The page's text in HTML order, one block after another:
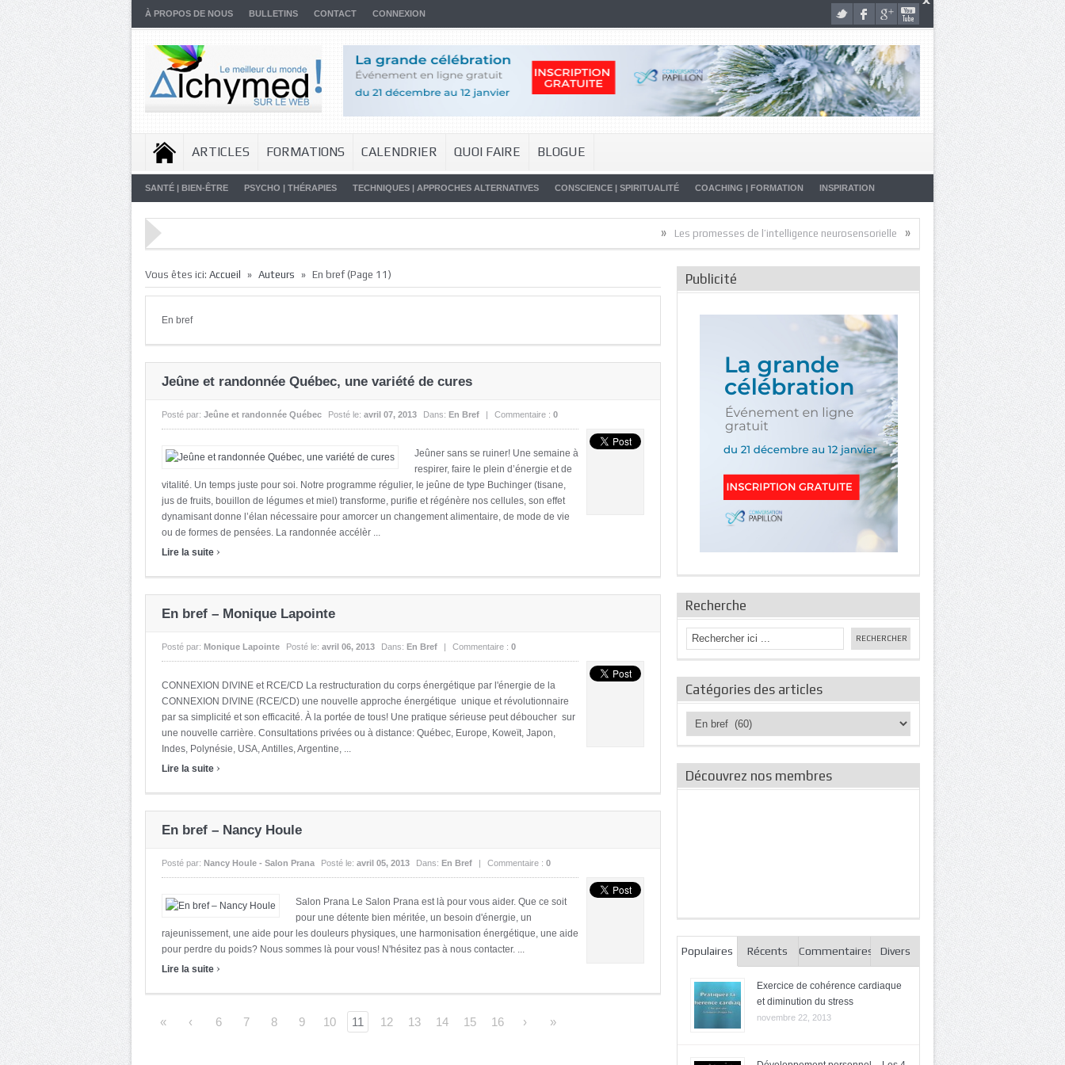
À PROPOS DE NOUS BULLETINS CONTACT CONNEXION
ARTICLES FORMATIONS CALENDRIER QUOI FAIRE BLOGUE
SANTÉ | BIEN-ÊTRE PSYCHO | THÉRAPIES TECHNIQUES | APPROCHES ALTERNATIVES CONSCIENCE | SPIRITUALITÉ COACHING | FORMATION INSPIRATION
Les promesses de l’intelligence neurosensorielle » Artistes de la Vie Malade…
Vous êtes ici: Accueil » Auteurs » En bref(Page 11)
En bref
Jeûne et randonnée Québec, une variété de cures
Posté par: Jeûne et randonnée Québec Posté le: avril 07, 2013 Dans: En Bref | Commentaire : 0
Jeûner sans se ruiner! Une semaine à
respirer, faire le plein d’énergie et de
vitalité. Un temps juste pour soi. Notre programme régulier, le jeûne de type Buchinger (tisane,
jus de fruits, bouillon de légumes et miel) transforme, purifie et régénère nos cellules, son effet
dynamisant donne l’élan nécessaire pour amorcer un changement alimentaire, de mode de vie
ou de formes de pensées. La randonnée accélèr ...
Lire la suite ›
En bref – Monique Lapointe
Posté par: Monique Lapointe Posté le: avril 06, 2013 Dans: En Bref | Commentaire : 0
CONNEXION DIVINE et RCE/CD La restructuration du corps énergétique par l'énergie de la
CONNEXION DIVINE (RCE/CD) une nouvelle approche énergétique unique et révolutionnaire
par sa simplicité et son efficacité. À la portée de tous! Une pratique sérieuse peut déboucher sur
une nouvelle carrière. Consultations privées ou à distance: Québec, Europe, Koweït, Japon,
Indes, Polynésie, USA, Antilles, Argentine, ...
Lire la suite ›
En bref – Nancy Houle
Posté par: Nancy Houle - Salon Prana Posté le: avril 05, 2013 Dans: En Bref | Commentaire : 0
Salon Prana Le Salon Prana est là pour vous aider. Que ce soit
pour une détente bien méritée, un besoin d'énergie, un
rajeunissement, une aide pour les douleurs physiques, une harmonisation énergétique, une aide
pour perdre du poids? Nous sommes là pour vous! N'hésitez pas à nous contacter. ...
Lire la suite ›
« ‹ 6 7 8 9 10 11 12 13 14 15 16 › »
Publicité
Recherche
Catégories des articles
Catégories
des
Découvrez nos membres
Populaires Récents Commentaires Divers
Exercice de cohérence cardiaque
et diminution du stress
novembre 22, 2013